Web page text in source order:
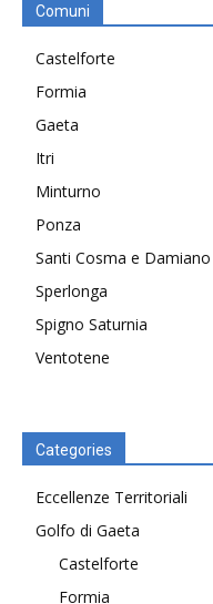
Comuni
Castelforte
Formia
Gaeta
Itri
Minturno
Ponza
Santi Cosma e Damiano
Sperlonga
Spigno Saturnia
Ventotene
Categories
Eccellenze Territoriali
Golfo di Gaeta
Castelforte
Formia